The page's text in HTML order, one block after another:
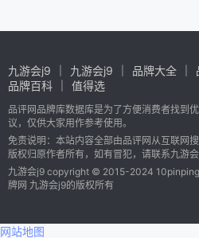
九游会j9 九游会j9 品牌大全
品牌百科
值得选
品评网品牌库数据库是为了方便消费者找到
议，仅供大家用作参考使用。
免责说明：本站内容全部由品评网从互联网
版权归原作者所有，如有冒犯，请联系九游会
九游会j9 copyright © 2015-2024
牌网 九游会j9的版权所有
网站地图